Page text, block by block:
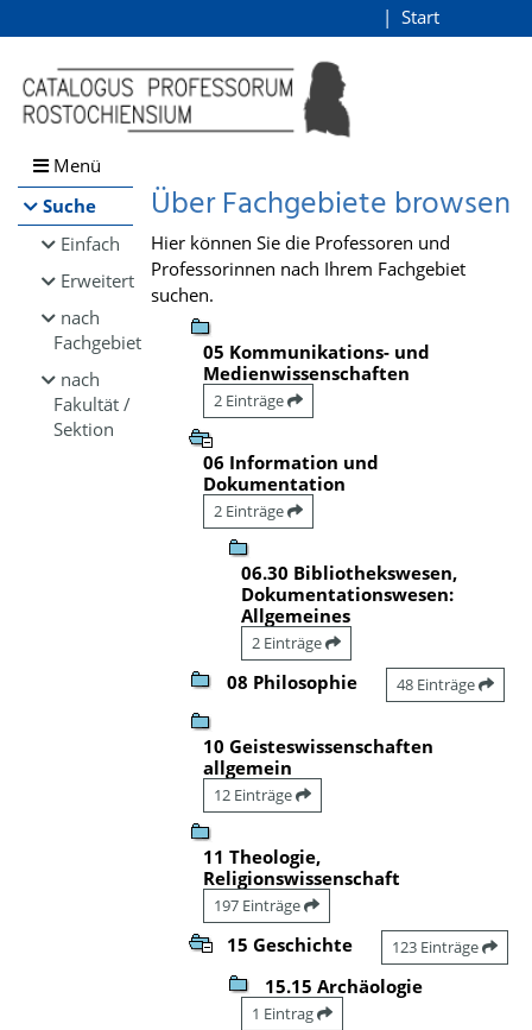
Browsen
direkt zum Inhalt
Start
Menü
Suche
Einfach
Erweitert
nach
Fachgebiet
nach
Fakultät /
Sektion
Über Fachgebiete browsen
Hier können Sie die Professoren und
Professorinnen nach Ihrem Fachgebiet
suchen.
05 Kommunikations- und
Medienwissenschaften
2 Einträge
06 Information und
Dokumentation
2 Einträge
06.30 Bibliothekswesen,
Dokumentationswesen:
Allgemeines
2 Einträge
08 Philosophie 48 Einträge
10 Geisteswissenschaften
allgemein
12 Einträge
11 Theologie,
Religionswissenschaft
197 Einträge
15 Geschichte 123 Einträge
15.15 Archäologie
1 Eintrag